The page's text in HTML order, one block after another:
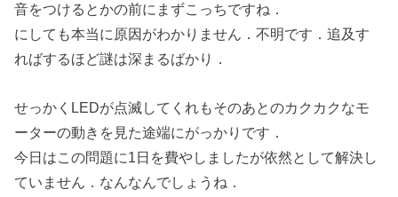
音をつけるとかの前にまずこっちですね．
にしても本当に原因がわかりません．不明です．追及す
ればするほど謎は深まるばかり．
せっかくLEDが点滅してくれもそのあとのカクカクなモ
ーターの動きを見た途端にがっかりです．
今日はこの問題に1日を費やしましたが依然として解決し
ていません．なんなんでしょうね．